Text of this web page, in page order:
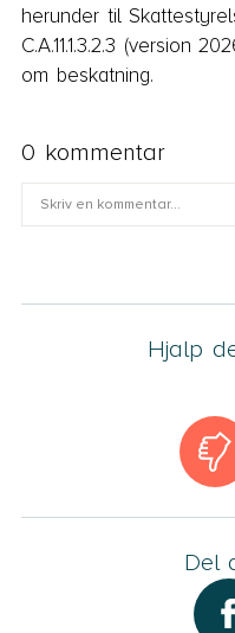
herunder til
C.A.11.1.3.2.3 (version
om beskatning.
0 kommentar
Jeg accepterer, at mit
vist på siden. Læs mere
opbevarer dine data i
Hjalp
Del